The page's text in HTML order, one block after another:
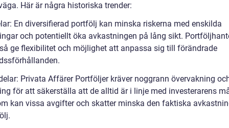
Här är några historiska trender:
En diversifierad portfölj kan minska riskerna med enskilda
och potentiellt öka avkastningen på lång sikt.
ge flexibilitet och möjlighet att anpassa sig till förändrade
Privata Affärer Portföljer kräver noggrann övervakning
för att säkerställa att de alltid är i linje med investerarens
kan vissa avgifter och skatter minska den faktiska